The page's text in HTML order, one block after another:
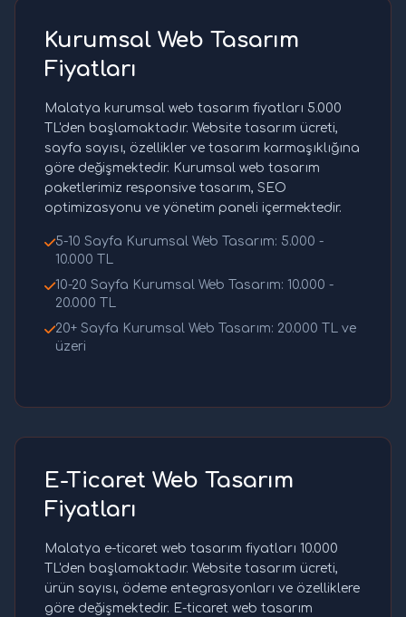
Kurumsal Web Tasarım
Fiyatları
Malatya kurumsal web tasarım fiyatları 5.000
TL'den başlamaktadır. Website tasarım ücreti,
sayfa sayısı, özellikler ve tasarım karmaşıklığına
göre değişmektedir. Kurumsal web tasarım
paketlerimiz responsive tasarım, SEO
optimizasyonu ve yönetim paneli içermektedir.
5-10 Sayfa Kurumsal Web Tasarım: 5.000 -
10.000 TL
10-20 Sayfa Kurumsal Web Tasarım: 10.000 -
20.000 TL
20+ Sayfa Kurumsal Web Tasarım: 20.000 TL ve
üzeri
E-Ticaret Web Tasarım
Fiyatları
Malatya e-ticaret web tasarım fiyatları 10.000
TL'den başlamaktadır. Website tasarım ücreti,
ürün sayısı, ödeme entegrasyonları ve özelliklere
göre değişmektedir. E-ticaret web tasarım